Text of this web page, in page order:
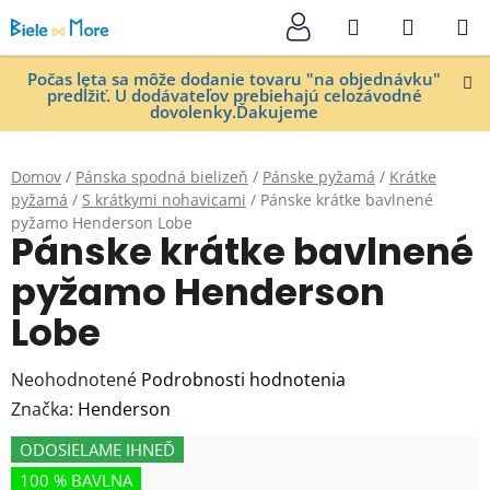
na
obsah
Počas leta sa môže dodanie tovaru "na objednávku"
predĺžiť. U dodávateľov prebiehajú celozávodné
dovolenky.Ďakujeme
Hľadať
KOŠÍK
Domov / Pánska spodná bielizeň / Pánske pyžamá / Krátke
pyžamá / S krátkymi nohavicami / Pánske krátke bavlnené
pyžamo Henderson Lobe
Pánske krátke bavlnené
pyžamo Henderson
Lobe
Priemerné
hodnotenie
produktu
je
Neohodnotené Podrobnosti hodnotenia
Značka: Henderson
ODOSIELAME IHNEĎ
100 % BAVLNA